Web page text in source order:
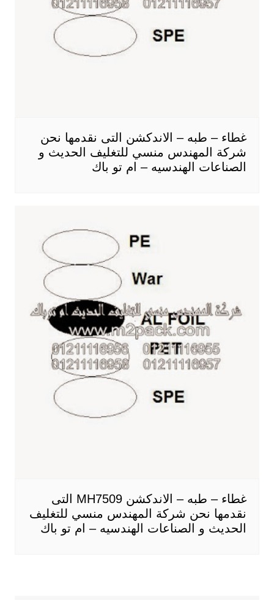
غطاء – طبه – الاندكشن التى نقدمها نحن
شركة المهندس منسي للتغليف الحديث و
الصناعات الهندسيه – ام تو باك
غطاء – طبه – الاندكشن MH7509 التى
نقدمها نحن شركة المهندس منسي للتغليف
الحديث و الصناعات الهندسيه – ام تو باك